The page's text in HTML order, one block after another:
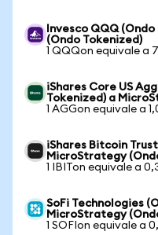
Invesco QQQ
(Ondo Tokenized)
1 QQQon equivale a
iShares Core US
Tokenized) a
1 AGGon equivale a
iShares Bitcoin
MicroStrategy
1 IBITon equivale a
SoFi Technologies
MicroStrategy
1 SOFIon equivale a